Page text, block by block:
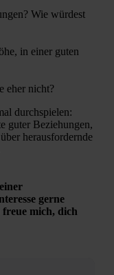
Wie würdest
in einer guten
eher nicht?
durchspielen:
guter Beziehungen,
herausfordernde
gerne
freue mich, dich